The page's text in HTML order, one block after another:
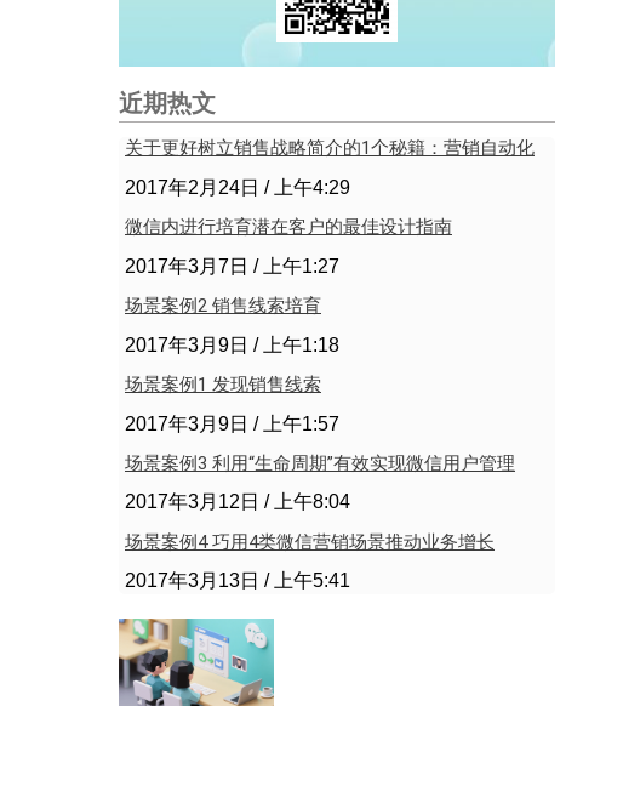
近期热文
关于更好树立销售战略简介的1个秘籍：营销自动化
2017年2月24日 上午4:29
微信内进行培育潜在客户的最佳设计指南
2017年3月7日 上午1:27
场景案例2 销售线索培育
2017年3月9日 上午1:18
场景案例1 发现销售线索
2017年3月9日 上午1:57
场景案例3 利用“生命周期”有效实现微信用户管理
2017年3月12日 上午8:04
场景案例4 巧用4类微信营销场景推动业务增长
2017年3月13日 上午5:41